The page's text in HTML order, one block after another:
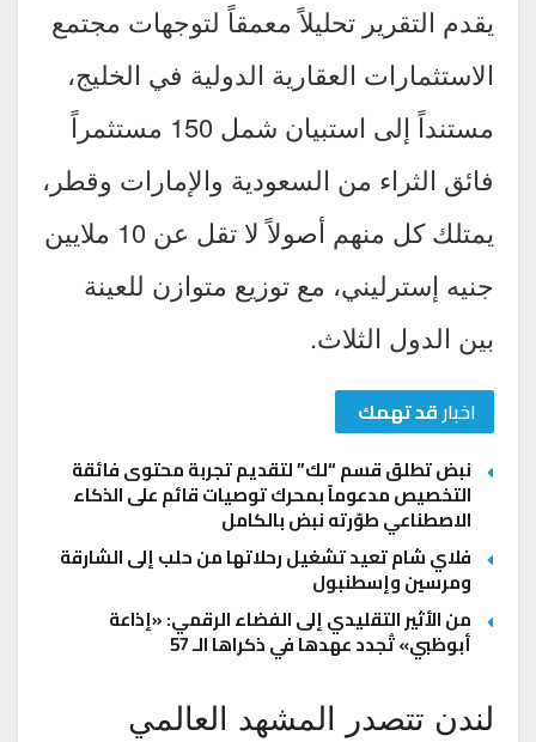
يقدم التقرير تحليلاً معمقاً لتوجهات مجتمع
الاستثمارات العقارية الدولية في الخليج،
مستنداً إلى استبيان شمل 150 مستثمراً
فائق الثراء من السعودية والإمارات وقطر،
يمتلك كل منهم أصولاً لا تقل عن 10 ملايين
جنيه إسترليني، مع توزيع متوازن للعينة
بين الدول الثلاث.
اخبارقد تهمك
نبض تطلق قسم “لك” لتقديم تجربة محتوى فائقة
التخصيص مدعوماً بمحرك توصيات قائم على الذكاء
الاصطناعي طوّرته نبض بالكامل
فلاي شام تعيد تشغيل رحلاتها من حلب إلى الشارقة
ومرسين وإسطنبول
من الأثير التقليدي إلى الفضاء الرقمي: «إذاعة
أبوظبي» تُجدد عهدها في ذكراها الـ 57
لندن تتصدر المشهد العالمي